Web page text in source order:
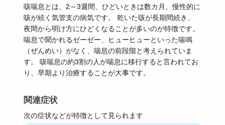
咳喘息とは、2～3週間、ひどいときは数カ月、慢性的に
咳が続く気管支の病気です。 乾いた咳が長期間続き、
夜間から明け方にひどくなることが多いのが特徴です。
喘息で聞かれるゼーゼー、ヒューヒューといった喘鳴
（ぜんめい）がなく、喘息の前段階と考えられていま
す。 咳喘息の約3割の人が喘息に移行すると言われてお
り、早期より治療することが大事です。
関連症状
次の症状などが特徴として見られます